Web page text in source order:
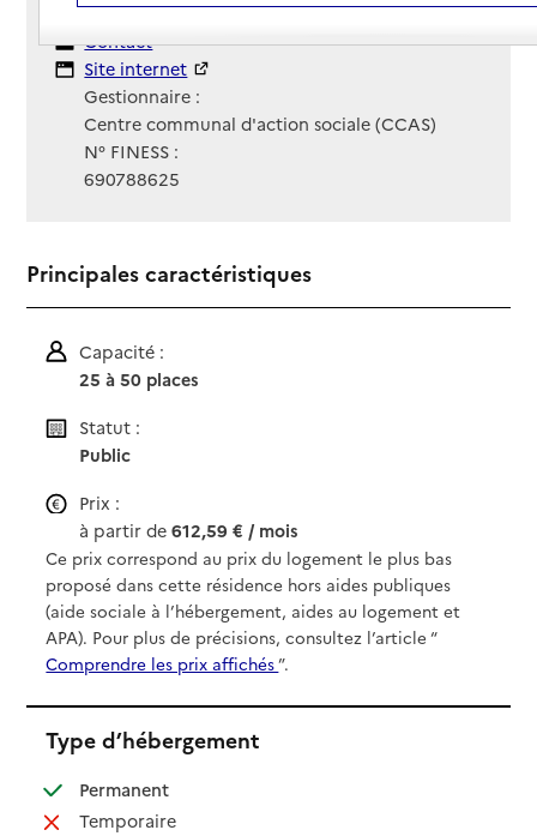
04 78 70 29 94
Contact
Contact
Site Internet
Site internet
Gestionnaire :
Centre communal d'action sociale (CCAS)
N° FINESS :
690788625
Principales caractéristiques
Capacité :
25 à 50 places
Statut :
Public
Prix :
à partir de612,59 € / mois
Ce prix correspond au prix du logement le plus bas
proposé dans cette résidence hors aides publiques
(aide sociale à l’hébergement, aides au logement et
APA). Pour plus de précisions, consultez l’article “
Comprendre les prix affichés”.
Type d’hébergement
Permanent: disponible
Temporaire: non disponible